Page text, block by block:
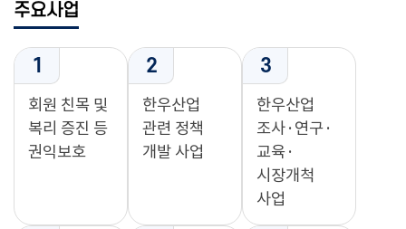
주요사업
1
회원 친목 및
복리 증진 등
권익보호
2
한우산업
관련 정책
개발 사업
3
한우산업
조사·연구·
교육·
시장개척
사업